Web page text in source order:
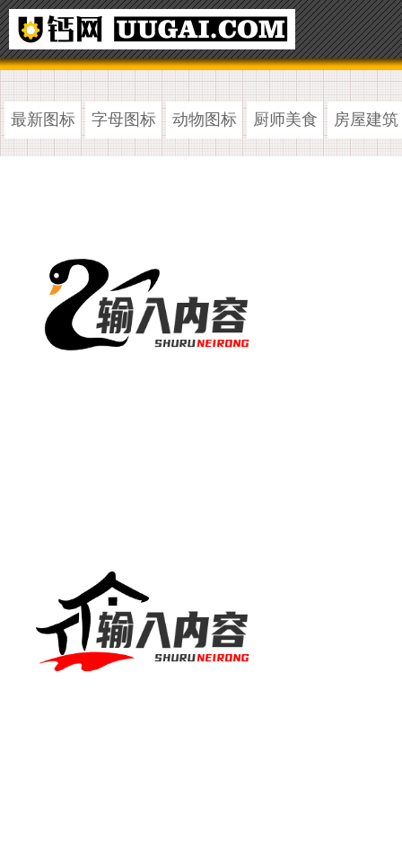
最新图标 字母图标 动物图标 厨师美食 房屋建筑